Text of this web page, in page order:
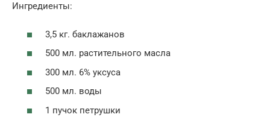
Ингредиенты:
3,5 кг. баклажанов
500 мл. растительного масла
300 мл. 6% уксуса
500 мл. воды
1 пучок петрушки